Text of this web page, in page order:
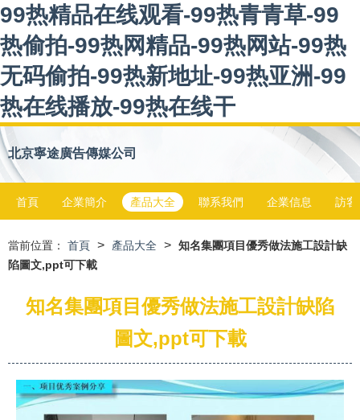
99热精品在线观看-99热青青草-99
热偷拍-99热网精品-99热网站-99热
无码偷拍-99热新地址-99热亚洲-99
热在线播放-99热在线干
北京寧途廣告傳媒公司
首頁 企業簡介 產品大全 聯系我們 企業信息 訪客
當前位置： 首頁 > 產品大全 > 知名集團項目優秀做法施工設計缺
陷圖文,ppt可下載
知名集團項目優秀做法施工設計缺陷
圖文,ppt可下載